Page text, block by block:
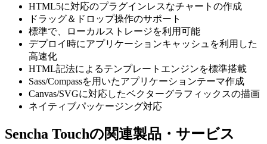
HTML5に対応のプラグインレスなチャートの作成
ドラッグ＆ドロップ操作のサポート
標準で、ローカルストレージを利用可能
デプロイ時にアプリケーションキャッシュを利用した
高速化
HTML記法によるテンプレートエンジンを標準搭載
Sass/Compassを用いたアプリケーションテーマ作成
Canvas/SVGに対応したベクターグラフィックスの描画
ネイティブパッケージング対応
Sencha Touchの関連製品・サービス